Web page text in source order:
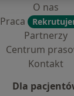
O nas
Praca
Partnerzy
Centrum
Kontakt
Dla